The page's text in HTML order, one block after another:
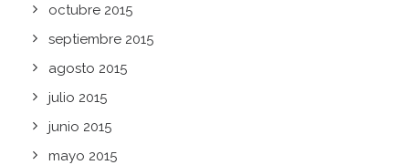
octubre 2015
septiembre 2015
agosto 2015
julio 2015
junio 2015
mayo 2015